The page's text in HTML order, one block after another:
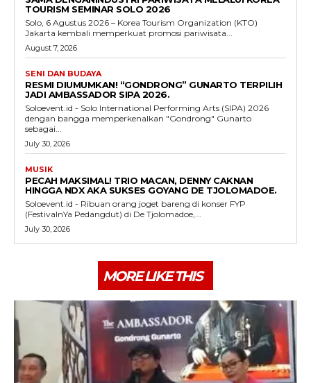
TOURISM SEMINAR SOLO 2026
Solo, 6 Agustus 2026 – Korea Tourism Organization (KTO)
Jakarta kembali memperkuat promosi pariwisata...
August 7, 2026
SENI DAN BUDAYA
RESMI DIUMUMKAN! “GONDRONG” GUNARTO TERPILIH
JADI AMBASSADOR SIPA 2026.
Soloevent.id - Solo International Performing Arts (SIPA) 2026
dengan bangga memperkenalkan "Gondrong" Gunarto
sebagai...
July 30, 2026
MUSIK
PECAH MAKSIMAL! TRIO MACAN, DENNY CAKNAN
HINGGA NDX AKA SUKSES GOYANG DE TJOLOMADOE.
Soloevent.id - Ribuan orang joget bareng di konser FYP
(FestivalnYa Pedangdut) di De Tjolomadoe,...
July 30, 2026
MORE LIKE THIS